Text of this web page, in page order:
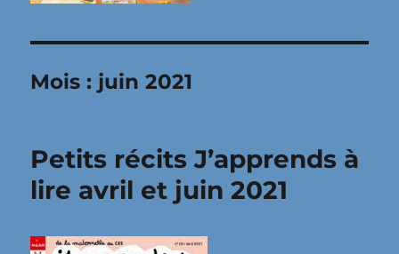
Mois : juin 2021
Petits récits J’apprends à
lire avril et juin 2021